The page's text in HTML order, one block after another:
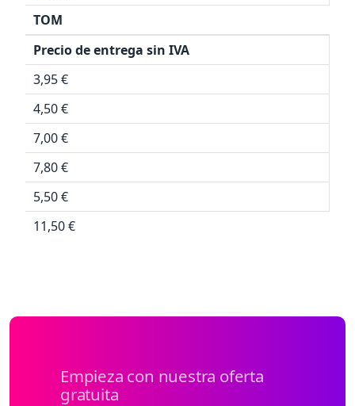
TOM
Precio de entrega sin IVA
3,95 €
4,50 €
7,00 €
7,80 €
5,50 €
11,50 €
Empieza con nuestra oferta
gratuita